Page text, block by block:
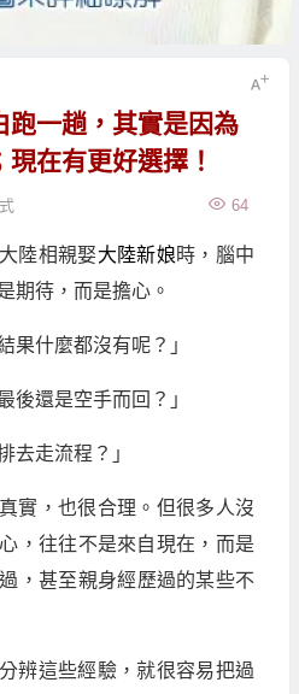
跑一趟，其實是因為
在有更好選擇！
64
陸相親娶大陸新娘時，腦中
期待，而是擔心。
果什麼都沒有呢？」
後還是空手而回？」
去走流程？」
實，也很合理。但很多人沒
，往往不是來自現在，而是
，甚至親身經歷過的某些不
辨這些經驗，就很容易把過